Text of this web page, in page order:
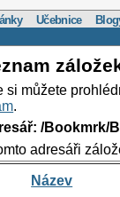
Učebnice
si můžete
.
/Bookmrk/
adresáři
Název